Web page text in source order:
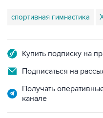
спортивная гимнастика
Купить подписку на
Подписаться на
Получать
канале